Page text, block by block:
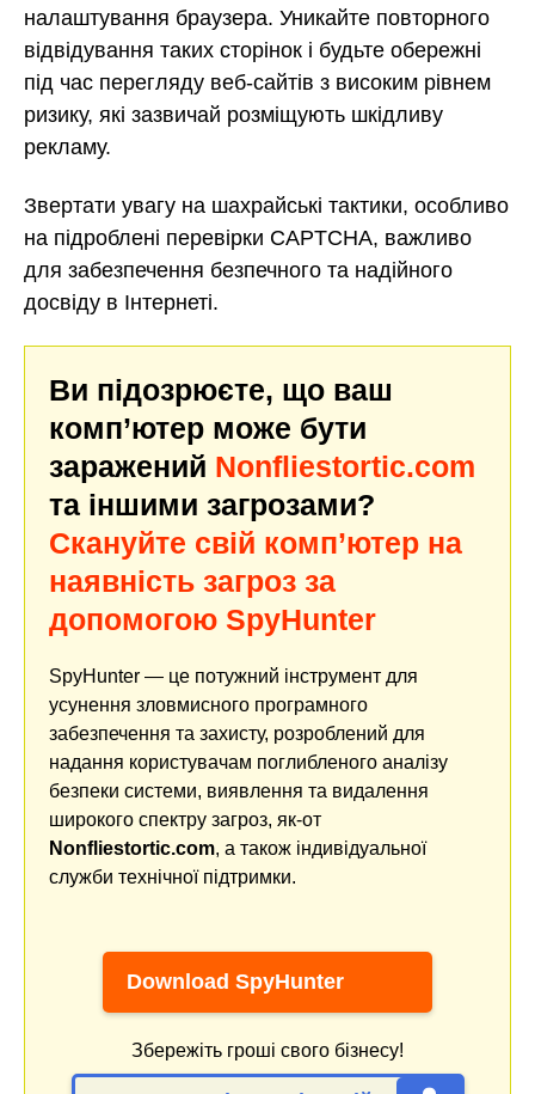
налаштування браузера. Уникайте повторного
відвідування таких сторінок і будьте обережні
під час перегляду веб-сайтів з високим рівнем
ризику, які зазвичай розміщують шкідливу
рекламу.
Звертати увагу на шахрайські тактики, особливо
на підроблені перевірки CAPTCHA, важливо
для забезпечення безпечного та надійного
досвіду в Інтернеті.
Ви підозрюєте, що ваш
комп’ютер може бути
заражений Nonfliestortic.com
та іншими загрозами?
Скануйте свій комп’ютер на
наявність загроз за
допомогою SpyHunter
SpyHunter — це потужний інструмент для
усунення зловмисного програмного
забезпечення та захисту, розроблений для
надання користувачам поглибленого аналізу
безпеки системи, виявлення та видалення
широкого спектру загроз, як-от
Nonfliestortic.com, а також індивідуальної
служби технічної підтримки.
Download SpyHunter
Збережіть гроші свого бізнесу!